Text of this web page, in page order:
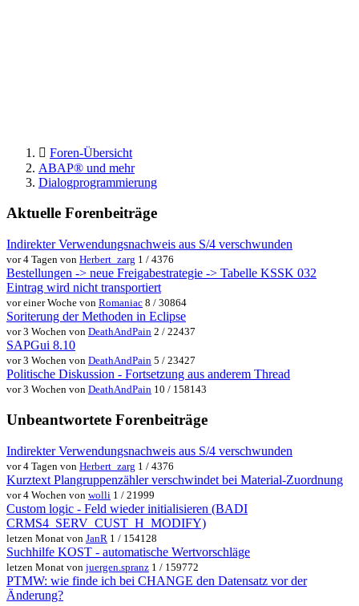
Foren-Übersicht
ABAP® und mehr
Dialogprogrammierung
Aktuelle Forenbeiträge
Indirekter Verwendungsnachweis aus S/4 verschwunden
vor 4 Tagen von Herbert_zarg 1 / 4376
Bestellungen -> neue Freigabestrategie -> Tabelle KSSK 032
Eintrag wird nicht transportiert
vor einer Woche von Romaniac 8 / 30864
Soriterung der Methoden in Eclipse
vor 3 Wochen von DeathAndPain 2 / 22437
SAPGui 8.10
vor 3 Wochen von DeathAndPain 5 / 23427
Politische Diskussion - Fortsetzung aus anderem Thread
vor 3 Wochen von DeathAndPain 10 / 158143
Unbeantwortete Forenbeiträge
Indirekter Verwendungsnachweis aus S/4 verschwunden
vor 4 Tagen von Herbert_zarg 1 / 4376
Kurztext Plangruppenzähler verschwindet bei Material-Zuordnung
vor 4 Wochen von wolli 1 / 21999
Custom logic - Feld wieder initialisieren (BADI
CRMS4_SERV_CUST_H_MODIFY)
letzen Monat von JanR 1 / 154128
Suchhilfe KOST - automatische Wertvorschläge
letzen Monat von juergen.spranz 1 / 159772
PTMW: wie finde ich bei CHANGE den Datensatz vor der
Änderung?